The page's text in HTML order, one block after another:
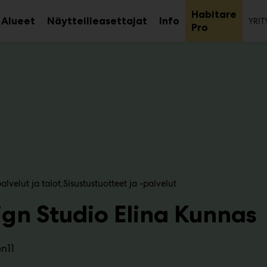
AlueetAvaaNäytteilleasettajat InfoAvaa
Habitare
Pro
Avaa
ja talot Sisustustuotteet ja -palvelut
Studio Elina Kunnas